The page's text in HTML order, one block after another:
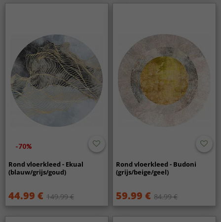
-70%
Rond vloerkleed - Ekual
(blauw/grijs/goud)
44.99 € 149.99 €
Rond vloerkleed - Budoni
(grijs/beige/geel)
59.99 € 84.99 €